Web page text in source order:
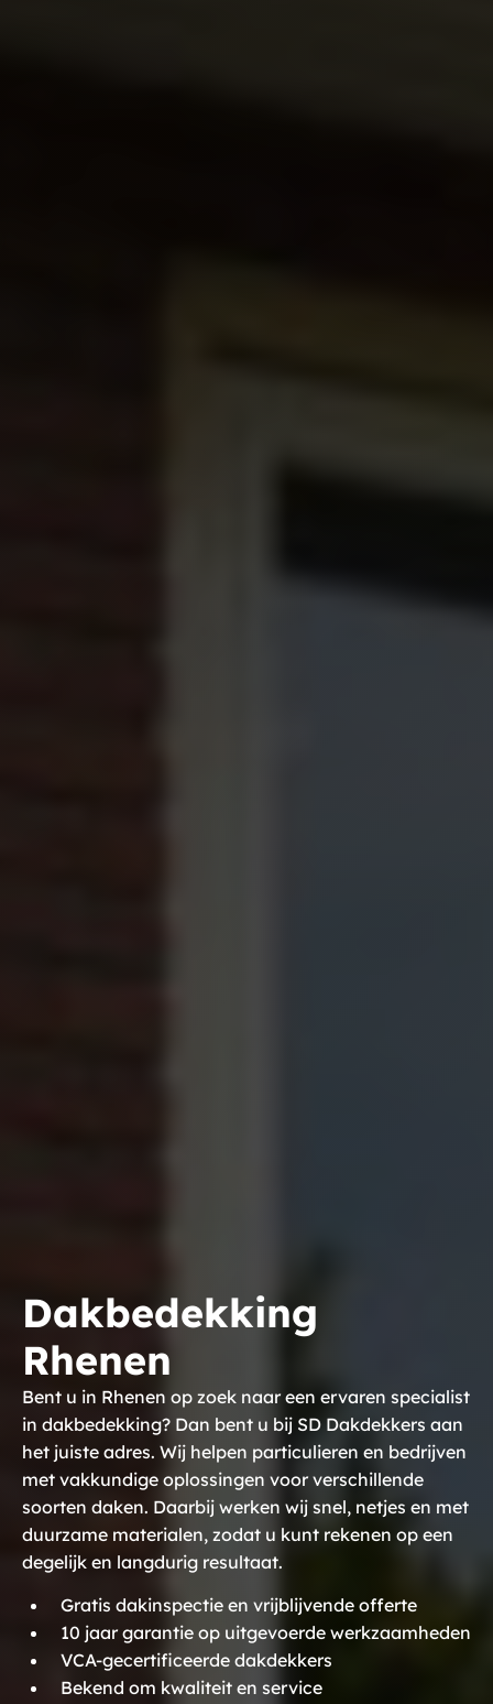
Dakbedekking
Rhenen
Bent u in Rhenen op zoek naar een ervaren specialist
in dakbedekking? Dan bent u bij SD Dakdekkers aan
het juiste adres. Wij helpen particulieren en bedrijven
met vakkundige oplossingen voor verschillende
soorten daken. Daarbij werken wij snel, netjes en met
duurzame materialen, zodat u kunt rekenen op een
degelijk en langdurig resultaat.
Gratis dakinspectie en vrijblijvende offerte
10 jaar garantie op uitgevoerde werkzaamheden
VCA-gecertificeerde dakdekkers
Bekend om kwaliteit en service